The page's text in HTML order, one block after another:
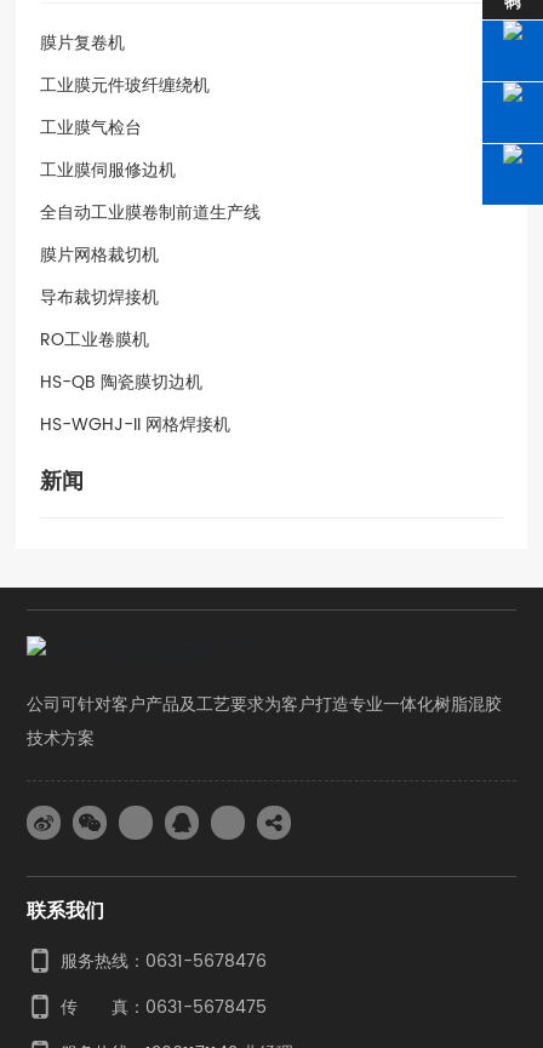
膜片复卷机
工业膜元件玻纤缠绕机
工业膜气检台
工业膜伺服修边机
全自动工业膜卷制前道生产线
膜片网格裁切机
导布裁切焊接机
RO工业卷膜机
HS-QB 陶瓷膜切边机
HS-WGHJ-II 网格焊接机
新闻
公司可针对客户产品及工艺要求为客户打造专业一体化树脂混胶
技术方案
联系我们
服务热线：0631-5678476
传 真： 0631-5678475